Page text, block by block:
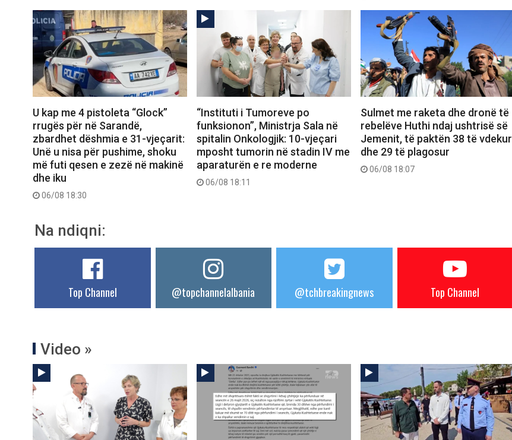
U kap me 4 pistoleta “Glock”
rrugës për në Sarandë,
zbardhet dëshmia e 31-vjeçarit:
Unë u nisa për pushime, shoku
më futi qesen e zezë në makinë
dhe iku
06/08 18:30
“Instituti i Tumoreve po
funksionon”, Ministrja Sala në
spitalin Onkologjik: 10-vjeçari
mposht tumorin në stadin IV me
aparaturën e re moderne
06/08 18:11
Sulmet me raketa dhe dronë të
rebelëve Huthi ndaj ushtrisë së
Jemenit, të paktën 38 të vdekur
dhe 29 të plagosur
06/08 18:07
Na ndiqni:
Top Channel @topchannelalbania @tchbreakingnews Top Channel
Video »